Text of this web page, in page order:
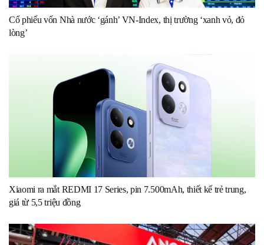
Cổ phiếu vốn Nhà nước ‘gánh’ VN-Index, thị trường ‘xanh vỏ, đỏ
lòng’
Xiaomi ra mắt REDMI 17 Series, pin 7.500mAh, thiết kế trẻ trung,
giá từ 5,5 triệu đồng